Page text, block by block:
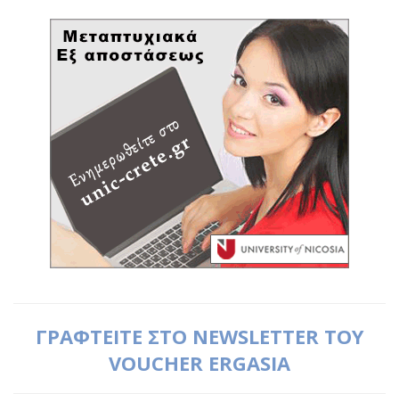
ΓΡΑΦΤΕΙΤΕ ΣΤΟ NEWSLETTER ΤΟΥ
VOUCHER ERGASIA